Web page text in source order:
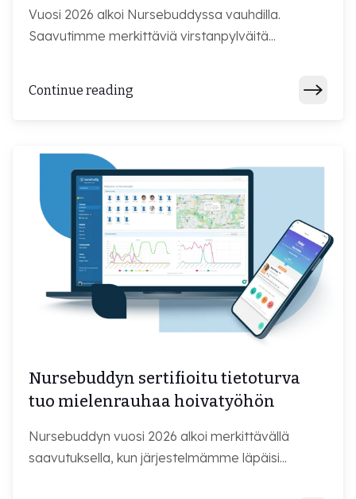
Vuosi 2026 alkoi Nursebuddyssa vauhdilla.
Saavutimme merkittäviä virstanpylväitä...
Continue reading
Nursebuddyn sertifioitu tietoturva
tuo mielenrauhaa hoivatyöhön
Nursebuddyn vuosi 2026 alkoi merkittävällä
saavutuksella, kun järjestelmämme läpäisi...